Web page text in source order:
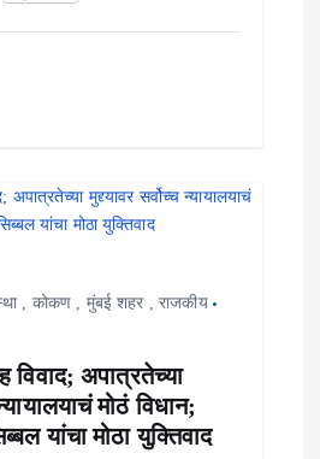
, कोकण , मुंबई शहर ,राजकीय
विवाद; अपात्रतेच्या
मोठं विधान;
यांचा मोठा युक्तिवाद